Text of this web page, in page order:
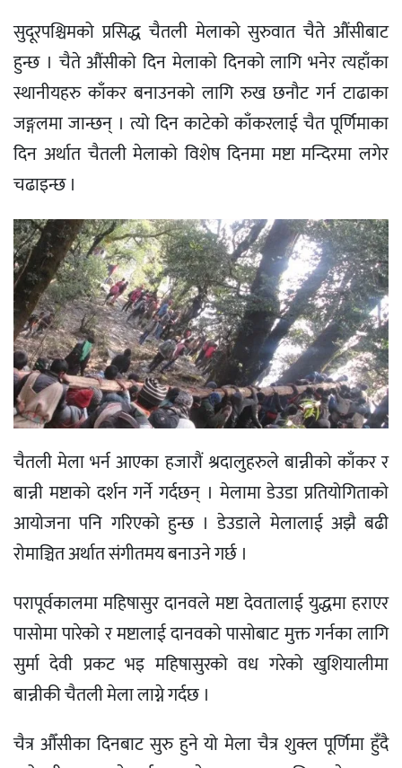
सुदूरपश्चिमको प्रसिद्ध चैतली मेलाको सुरुवात चैते औंसीबाट
हुन्छ । चैते औंसीको दिन मेलाको दिनको लागि भनेर त्यहाँका
स्थानीयहरु काँकर बनाउनको लागि रुख छनौट गर्न टाढाका
जङ्गलमा जान्छन् । त्यो दिन काटेको काँकरलाई चैत पूर्णिमाका
दिन अर्थात चैतली मेलाको विशेष दिनमा मष्टा मन्दिरमा लगेर
चढाइन्छ ।
चैतली मेला भर्न आएका हजारौं श्रदालुहरुले बान्नीको काँकर र
बान्नी मष्टाको दर्शन गर्ने गर्दछन् । मेलामा डेउडा प्रतियोगिताको
आयोजना पनि गरिएको हुन्छ । डेउडाले मेलालाई अझै बढी
रोमाञ्चित अर्थात संगीतमय बनाउने गर्छ ।
परापूर्वकालमा महिषासुर दानवले मष्टा देवतालाई युद्धमा हराएर
पासोमा पारेको र मष्टालाई दानवको पासोबाट मुक्त गर्नका लागि
सुर्मा देवी प्रकट भइ महिषासुरको वध गरेको खुशियालीमा
बान्नीकी चैतली मेला लाग्ने गर्दछ ।
चैत्र औँसीका दिनबाट सुरु हुने यो मेला चैत्र शुक्ल पूर्णिमा हुँदै